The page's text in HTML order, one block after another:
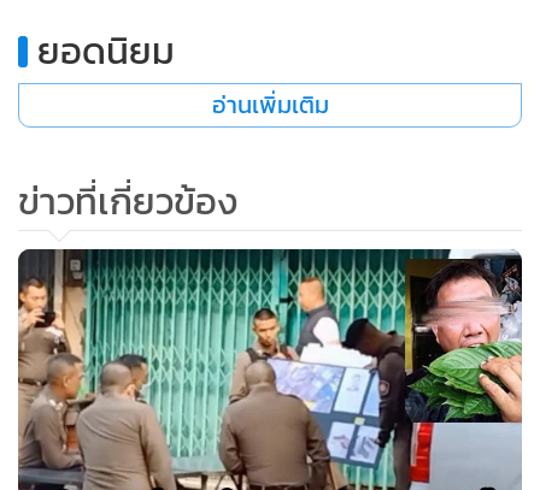
ล่าสุด ผู้สื่อข่าวรายงานว่าขณะนี้เหตุการณ์ดังกล่าวผ่านเลยไป
กว่า 24 ชั่วโมงแล้ว แต่แผนปฏิบัติการสยบอดีตพลทหารเกณฑ์
คลั่งของเจ้าหน้าที่ตำรวจยังไม่บรรลุผลและทำได้เพียงระดมกำลัง
เฝ้าระวังเหตุการณ์โดยรอบพื้นที่เกิดเหตุ
และยังได้นำตัวมารดาของ นายบาส หรือพงศ์ อายุ 36 ปี อดีต
ทหารเรือ ซึ่งมีอาชีพเป็นครูสอนยิงปืนเข้าพูดคุยกับอดีตทหาร
เกณฑ์รายดังกล่าวเพื่อให้ยินยอมมอบตัว แต่กลับได้รับเสียง
ตะโกนออกมาว่าไม่ให้ยุ่ง และต้องการนอน
โดยผู้สื่อข่าวรายงานเพิ่มเติมว่า แม้อดีตพลทหารเกณฑ์คลั่งจะ
ยอดนิยม
อ่านเพิ่มเติม
ข่าวที่เกี่ยวข้อง